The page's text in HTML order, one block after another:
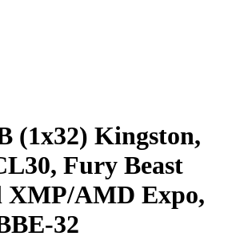
(1x32) Kingston,
Fury Beast
XMP/AMD Expo,
32